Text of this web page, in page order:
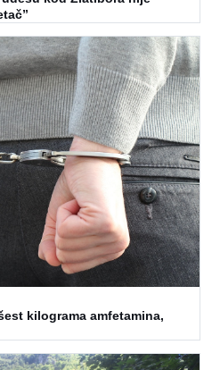
kilograma amfetamina,